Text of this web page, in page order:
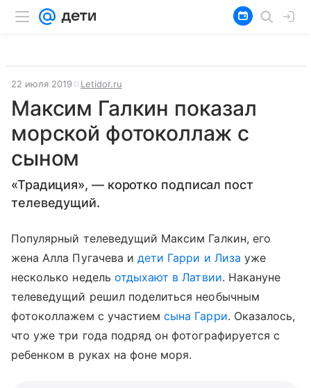
22 июля 2019 Letidor.ru
Максим Галкин показал
морской фотоколлаж с
сыном
«Традиция», — коротко подписал пост
телеведущий.
Популярный телеведущий Максим Галкин, его
жена Алла Пугачева идети Гарри и Лиза уже
несколько недель отдыхают в Латвии. Накануне
телеведущий решил поделиться необычным
фотоколлажем с участиемсына Гарри. Оказалось,
что уже три года подряд он фотографируется с
ребенком в руках на фоне моря.